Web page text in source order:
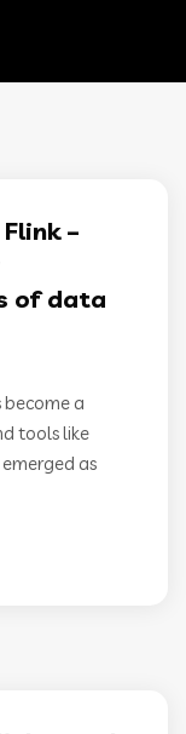
–
of data
become a
tools like
as